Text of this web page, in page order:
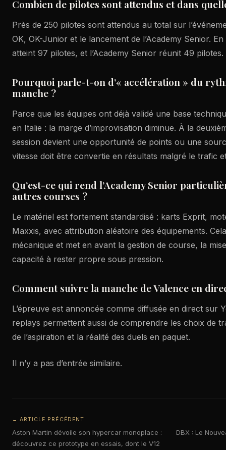
Combien de pilotes sont attendus et dans
Près de 250 pilotes sont attendus au total sur
OK, OK-Junior et le lancement de l’Academy Senior.
atteint 97 pilotes, et l’Academy Senior réunit 49 pilotes.
Pourquoi parle-t-on d’« accélération » du
manche ?
Parce que les équipes ont déjà validé une base
en Italie : la marge d’improvisation diminue. À la
session devient une opportunité de points ou une
vitesse doit être convertie en résultats malgré le trafic
Qu’est-ce qui rend l’Academy Senior
autres courses ?
Le matériel est fortement standardisé : karts Exprit,
Maxxis, avec attribution aléatoire des équipements.
mécanique et met en avant la gestion de course, la
capacité à rester propre sous pression.
Comment suivre la manche de Valence en
L’épreuve est annoncée comme diffusée en direct sur
replays permettent aussi de comprendre les choix de
de l’aspiration et la réalité des duels en paquet.
Il n’y a pas d’entrée similaire.
← ARTICLE PRÉCÉDENT
Aston Martin dévoile son hypercar monoplace :
découvrez ce prototype en essais, dont le V12
DBX : Le